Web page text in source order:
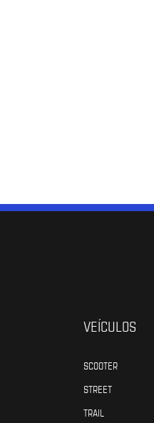
VEÍCULOS
SCOOTER
STREET
TRAIL